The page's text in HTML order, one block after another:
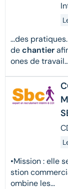
...des
dechantier
ones de
•Mission : elle
stion
ombine les...